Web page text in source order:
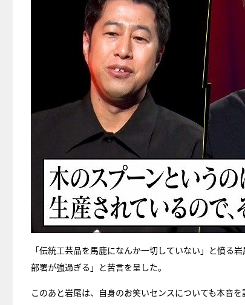
「伝統工芸品を馬鹿になんか一切していない」と憤る
部署が強過ぎる」と苦言を呈した。
このあと岩尾は、自身のお笑いセンスについても本音